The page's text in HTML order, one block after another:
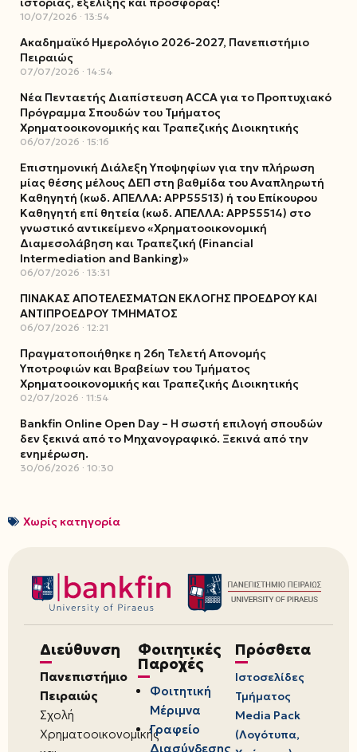
10/07/2026 13:54
Ακαδημαϊκό Ημερολόγιο 2026-2027, Πανεπιστήμιο
Πειραιώς
07/07/2026 14:54
Νέα Πενταετής Διαπίστευση ACCA για το Προπτυχιακό
Πρόγραμμα Σπουδών του Τμήματος
Χρηματοοικονομικής και Τραπεζικής Διοικητικής
06/07/2026 15:16
Επιστημονική Διάλεξη Υποψηφίων για την πλήρωση
μίας θέσης μέλους ΔΕΠ στη βαθμίδα του Αναπληρωτή
Καθηγητή (κωδ. ΑΠΕΛΛΑ: ΑΡΡ55513) ή του Επίκουρου
Καθηγητή επί θητεία (κωδ. ΑΠΕΛΛΑ: ΑΡΡ55514) στο
γνωστικό αντικείμενο «Χρηματοοικονομική
Διαμεσολάβηση και Τραπεζική (Financial
Intermediation and Banking)»
06/07/2026 13:31
ΠΙΝΑΚΑΣ ΑΠΟΤΕΛΕΣΜΑΤΩΝ ΕΚΛΟΓΗΣ ΠΡΟΕΔΡΟΥ ΚΑΙ
ΑΝΤΙΠΡΟΕΔΡΟΥ ΤΜΗΜΑΤΟΣ
06/07/2026 12:21
Πραγματοποιήθηκε η 26η Τελετή Απονομής
Υποτροφιών και Βραβείων του Τμήματος
Χρηματοοικονομικής και Τραπεζικής Διοικητικής
02/07/2026 11:54
Bankfin Online Open Day – Η σωστή επιλογή σπουδών
δεν ξεκινά από το Μηχανογραφικό. Ξεκινά από την
ενημέρωση.
30/06/2026 10:30
Χωρίς κατηγορία
Διεύθυνση
Πανεπιστήμιο
Πειραιώς
Σχολή
Χρηματοοικονομικής
Φοιτητικές
Παροχές
Φοιτητική
Μέριμνα
Γραφείο
Διασύνδεσης
Πρόσθετα
Ιστοσελίδες
Τμήματος
Media Pack
(Λογότυπα,